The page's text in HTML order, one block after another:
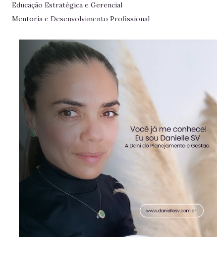
Educação Estratégica e Gerencial
Mentoria e Desenvolvimento Profissional